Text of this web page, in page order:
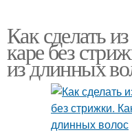
Как сделать
каре без
из длинных